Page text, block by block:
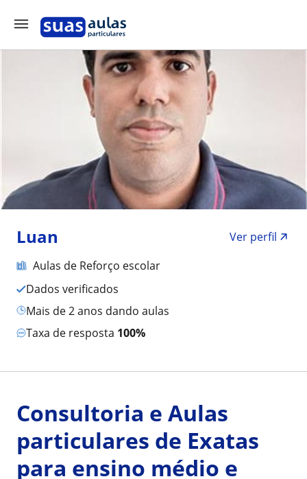
Luan
Ver perfil
Aulas de Reforço escolar
Dados verificados
mais de 2 anos dando aulas
Taxa de resposta 100%
Consultoria e Aulas
particulares de Exatas
para ensino médio e